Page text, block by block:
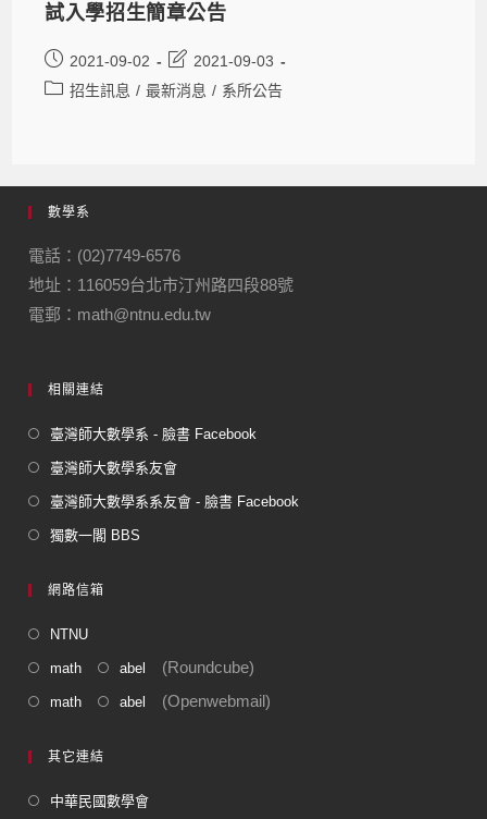
試入學招生簡章公告
2021-09-02
2021-09-03
招生訊息 / 最新消息 / 系所公告
數學系
電話：(02)7749-6576
地址：116059台北市汀州路四段88號
電郵：math@ntnu.edu.tw
相關連結
臺灣師大數學系 - 臉書 Facebook
臺灣師大數學系友會
臺灣師大數學系系友會 - 臉書 Facebook
獨數一閣 BBS
網路信箱
NTNU
math abel (Roundcube)
math abel (Openwebmail)
其它連結
中華民國數學會